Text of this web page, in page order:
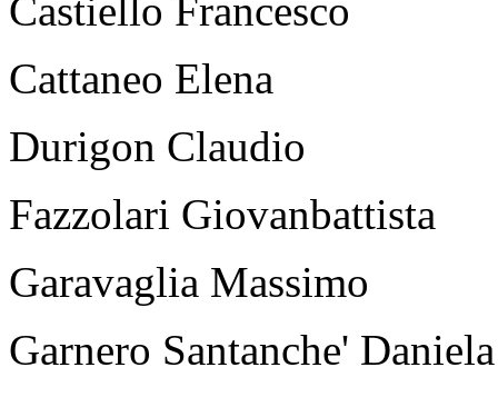
Castiello Francesco
Cattaneo Elena
Durigon Claudio
Fazzolari Giovanbattista
Garavaglia Massimo
Garnero Santanche' Daniela